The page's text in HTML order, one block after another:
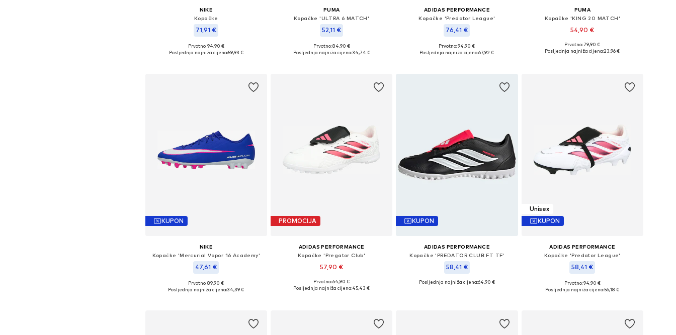
NIKE
Kopačke
71,91 €
Dostupno u više veličina
Prvotno: 94,90 €
Posljednja najniža cijena:59,93 €
PUMA
Kopačke 'ULTRA 6 MATCH'
52,11 €
Dostupno u više veličina
Prvotno: 84,90 €
Posljednja najniža cijena:34,74 €
ADIDAS PERFORMANCE
Kopačke 'Predator League'
76,41 €
Dostupno u više veličina
Prvotno: 94,90 €
Posljednja najniža cijena:67,92 €
PUMA
Kopačke 'KING 20 MATCH'
54,90 €
Dostupno u više veličina
Prvotno: 79,90 €
Posljednja najniža cijena:23,96 €
KUPON
NIKE
Kopačke 'Mercurial Vapor 16 Academy'
47,61 €
Dostupne veličine: 42, 42,5, 43, 44, 44,5, 45
Prvotno: 89,90 €
Posljednja najniža cijena:34,39 €
PROMOCIJA
ADIDAS PERFORMANCE
Kopačke 'Pregator Club'
57,90 €
Dostupno u više veličina
Prvotno: 64,90 €
Posljednja najniža cijena:45,43 €
KUPON
ADIDAS PERFORMANCE
Kopačke 'PREDATOR CLUB FT TF'
58,41 €
Dostupno u više veličina
Posljednja najniža cijena:64,90 €
Unisex
KUPON
ADIDAS PERFORMANCE
Kopačke 'Predator League'
58,41 €
Dostupno u više veličina
Prvotno: 94,90 €
Posljednja najniža cijena:56,18 €